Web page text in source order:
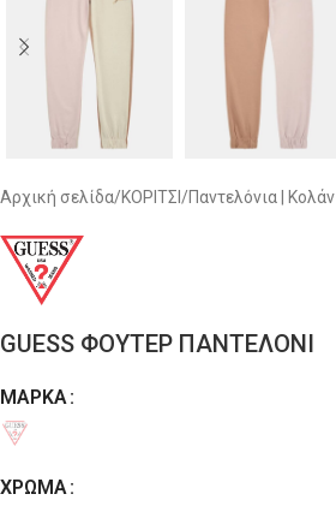
Αρχική σελίδα/ΚΟΡΙΤΣΙ /Παντελόνια | Κολάν
GUESS ΦΟΥΤΕΡ ΠΑΝΤΕΛΟΝΙ
ΜΆΡΚΑ
ΧΡΏΜΑ
Alternative: